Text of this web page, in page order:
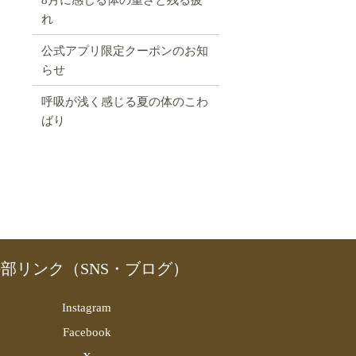
れ
公式アプリ限定クーポンのお知
らせ
呼吸が浅く感じる夏の体のこわ
ばり
リンク（SNS・ブログ）
Instagram
Facebook